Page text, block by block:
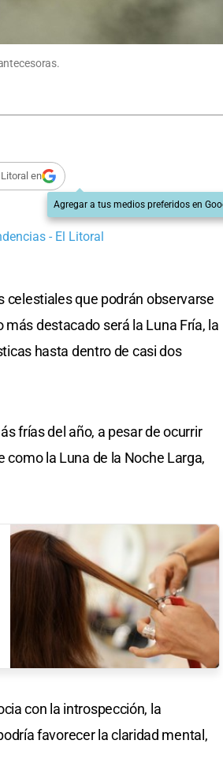
en
Agregar a tus medios preferidos en
- El Litoral
celestiales que podrán observarse
destacado será la Luna Fría, la
hasta dentro de casi dos
frías del año, a pesar de ocurrir
como la Luna de la Noche Larga,
con la introspección, la
favorecer la claridad mental,